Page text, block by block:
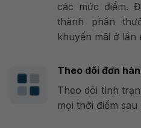
các mức điểm.
thành phần
khuyến mãi ở lần
Theo dõi đơn
Theo dõi tình
mọi thời điểm